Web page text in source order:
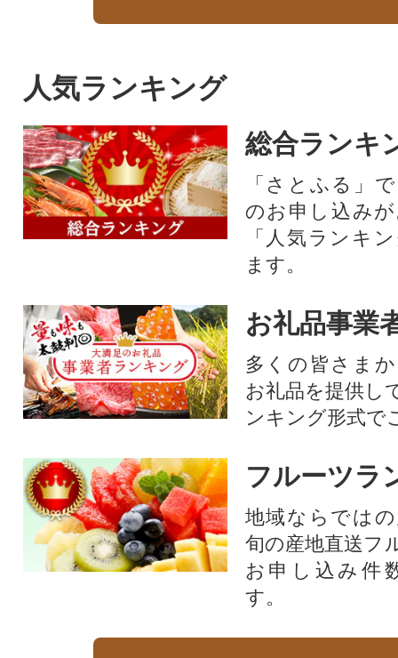
人気ランキング
総合ランキ
「さとふる」
のお申し込み
「人気ランキ
ます。
お礼品事業
多くの皆さま
お礼品を提供し
ンキング形式で
フルーツラ
地域ならでは
旬の産地直送フ
お申し込み件
す。